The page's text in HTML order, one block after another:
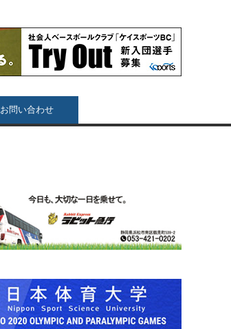
お問い合わせ